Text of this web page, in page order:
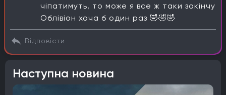
чіпатимуть, то може я все ж таки закінчу
Облівіон хоча б один раз 🤣🤣🤣
Відповісти
Наступна новина